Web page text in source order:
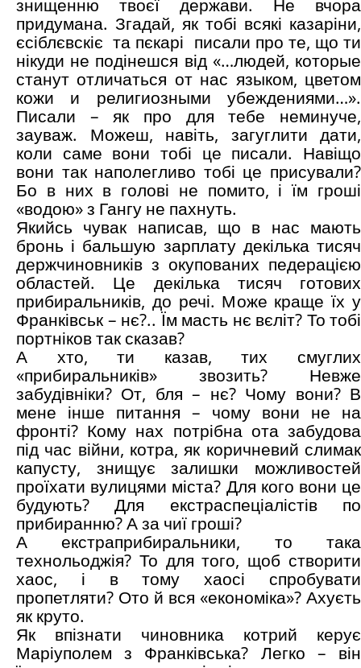
знищенню твоєї держави. Не вчора
придумана. Згадай, як тобі всякі казаріни,
єсіблєвскіє та пєкарі писали про те, що ти
нікуди не подінешся від «…людей, которые
станут отличаться от нас языком, цветом
кожи и религиозными убеждениями…».
Писали – як про для тебе неминуче,
зауваж. Можеш, навіть, загуглити дати,
коли саме вони тобі це писали. Навіщо
вони так наполегливо тобі це присували?
Бо в них в голові не помито, і їм гроші
«водою» з Гангу не пахнуть.
Якийсь чувак написав, що в нас мають
бронь і бальшую зарплату декілька тисяч
держчиновників з окупованих педерацією
областей. Це декілька тисяч готових
прибиральників, до речі. Може краще їх у
Франківськ – нє?.. Їм масть нє вєліт? То тобі
портніков так сказав?
А хто, ти казав, тих смуглих
«прибиральників» звозить? Невже
забудівніки? От, бля – нє? Чому вони? В
мене інше питання – чому вони не на
фронті? Кому нах потрібна ота забудова
під час війни, котра, як коричневий слимак
капусту, знищує залишки можливостей
проїхати вулицями міста? Для кого вони це
будують? Для екстраспеціалістів по
прибиранню? А за чиї гроші?
А екстраприбиральники, то така
технольоджія? То для того, щоб створити
хаос, і в тому хаосі спробувати
пропетляти? Ото й вся «економіка»? Ахуєть
як круто.
Як впізнати чиновника котрий керує
Маріуполем з Франківська? Легко – він